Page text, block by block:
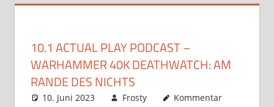
10.1 ACTUAL PLAY PODCAST –
WARHAMMER 40K DEATHWATCH: AM
RANDE DES NICHTS
10. Juni 2023 Frosty
Kommentar